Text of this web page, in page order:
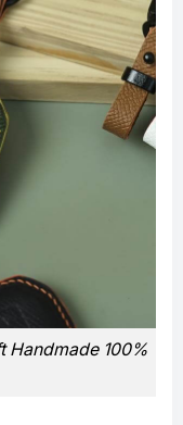
Handmade 100%